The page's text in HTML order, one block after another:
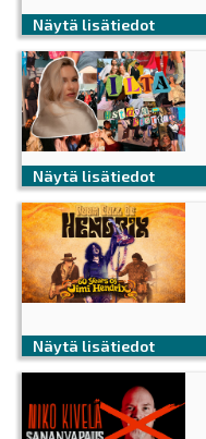
Näytä lisätiedot
Näytä lisätiedot
Näytä lisätiedot